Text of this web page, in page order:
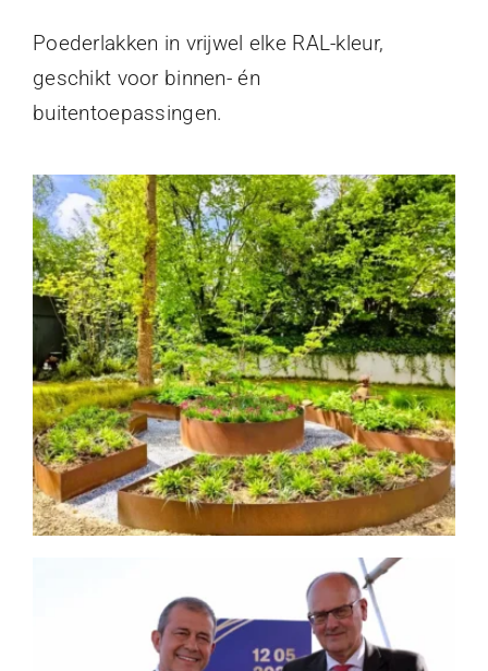
Poederlakken in vrijwel elke RAL-kleur,
geschikt voor binnen- én
buitentoepassingen.